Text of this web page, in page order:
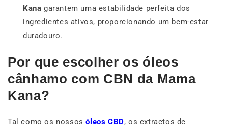
Kana garantem uma estabilidade perfeita dos
ingredientes ativos, proporcionando um bem-estar
duradouro.
Por que escolher os óleos
cânhamo com CBN da Mama
Kana?
Tal como os nossosóleosCBD, os extractos de